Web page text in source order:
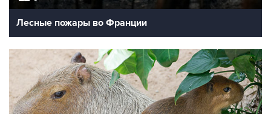
Лесные пожары во Франции